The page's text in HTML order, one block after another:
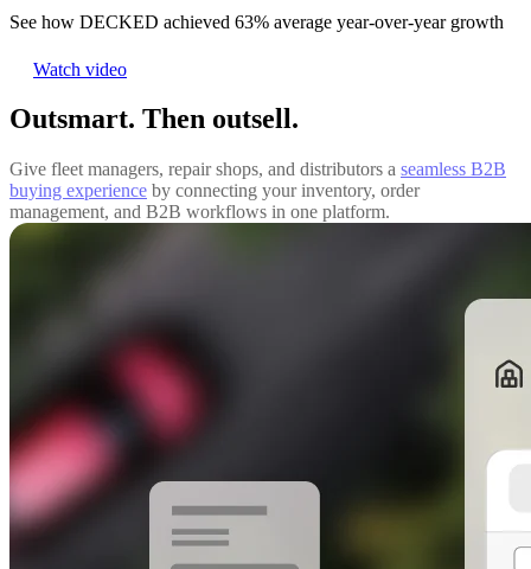
See how DECKED achieved 63% average year-over-year growth
Watch video
Outsmart. Then outsell.
Give fleet managers, repair shops, and distributors a seamless B2B
buying experience by connecting your inventory, order
management, and B2B workflows in one platform.